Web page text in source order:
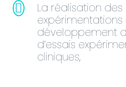
La réalisation des
développement
d’essais
cliniques,